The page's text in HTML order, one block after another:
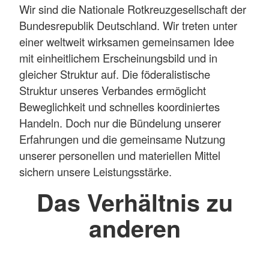
Wir sind die Nationale Rotkreuzgesellschaft der
Bundesrepublik Deutschland. Wir treten unter
einer weltweit wirksamen gemeinsamen Idee
mit einheitlichem Erscheinungsbild und in
gleicher Struktur auf. Die föderalistische
Struktur unseres Verbandes ermöglicht
Beweglichkeit und schnelles koordiniertes
Handeln. Doch nur die Bündelung unserer
Erfahrungen und die gemeinsame Nutzung
unserer personellen und materiellen Mittel
sichern unsere Leistungsstärke.
Das Verhältnis zu
anderen